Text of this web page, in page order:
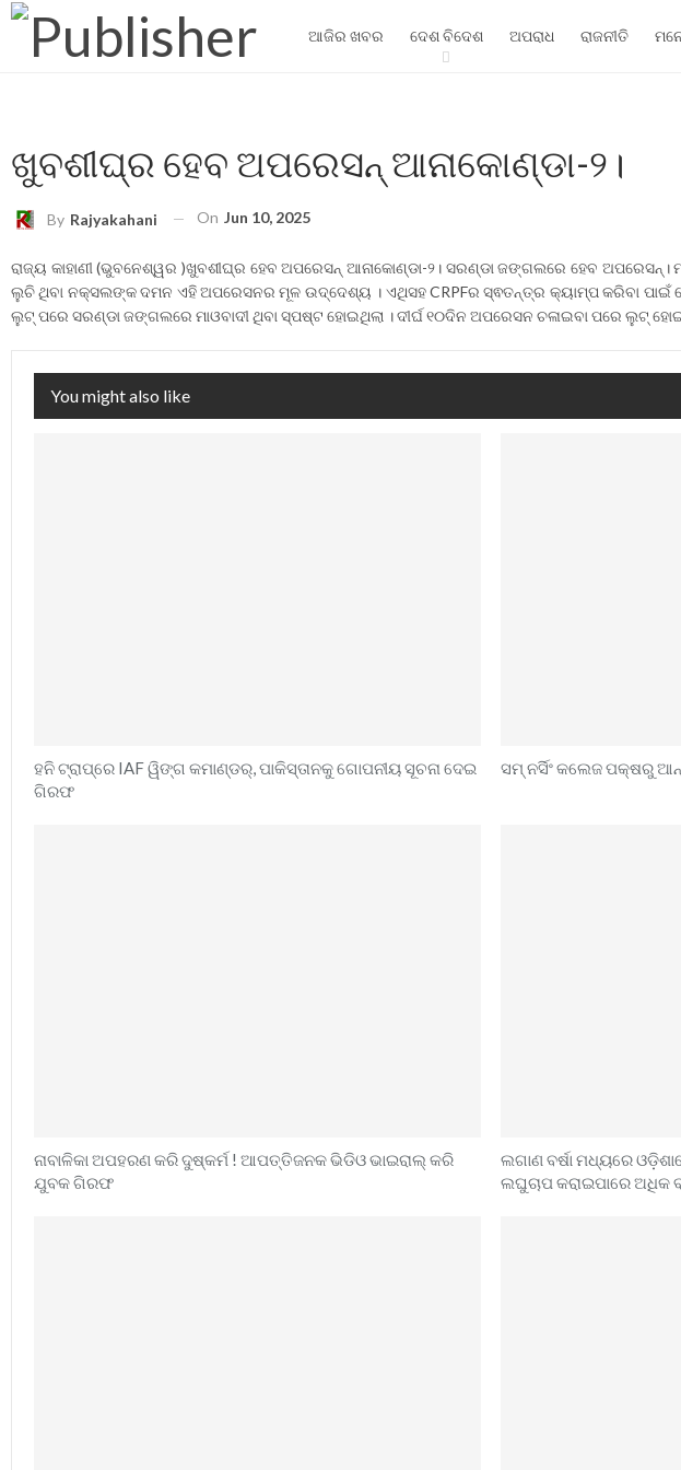
ଆଜିର ଖବର ଦେଶ ବିଦେଶ ଅପରାଧ ରାଜନୀତି
ଖୁବଶୀଘ୍ର ହେବ ଅପରେସନ୍ ଆନାକୋଣ୍ଡା-୨।
By Rajyakahani On Jun 10, 2025
ରାଜ୍ୟ କାହାଣୀ (ଭୁବନେଶ୍ୱର )ଖୁବଶୀଘ୍ର ହେବ ଅପରେସନ୍ ଆନାକୋଣ୍ଡା-୨। ସରଣ୍ଡା ଜଙ୍ଗଲରେ ହେବ
ଲୁଚି ଥିବା ନକ୍ସଲଙ୍କ ଦମନ ଏହି ଅପରେସନର ମୂଳ ଉଦ୍ଦେଶ୍ୟ । ଏଥିସହ CRPFର ସ୍ଵତନ୍ତ୍ର କ୍ୟାମ୍ପ କରିବା ପାଇଁ
ଲୁଟ୍ ପରେ ସରଣ୍ଡା ଜଙ୍ଗଲରେ ମାଓବାଦୀ ଥିବା ସ୍ପଷ୍ଟ ହୋଇଥିଲା । ଦୀର୍ଘ ୧୦ଦିନ ଅପରେସନ ଚଳାଇବା ପରେ ଲୁଟ୍
You might also like
ହନି ଟ୍ରାପ୍‌ରେ IAF ୱିଙ୍ଗ କମାଣ୍ଡର୍, ପାକିସ୍ତାନକୁ ଗୋପନୀୟ ସୂଚନା ଦେଇ
ଗିରଫ
ସମ୍ ନର୍ସିଂ କଲେଜ ପକ୍ଷରୁ
ନାବାଳିକା ଅପହରଣ କରି ଦୁଷ୍କର୍ମ ! ଆପତ୍ତିଜନକ ଭିଡିଓ ଭାଇରାଲ୍ କରି
ଯୁବକ ଗିରଫ
ଲଗାଣ ବର୍ଷା ମଧ୍ୟରେ
ଲଘୁଚାପ କରାଇପାରେ ଅଧିକ